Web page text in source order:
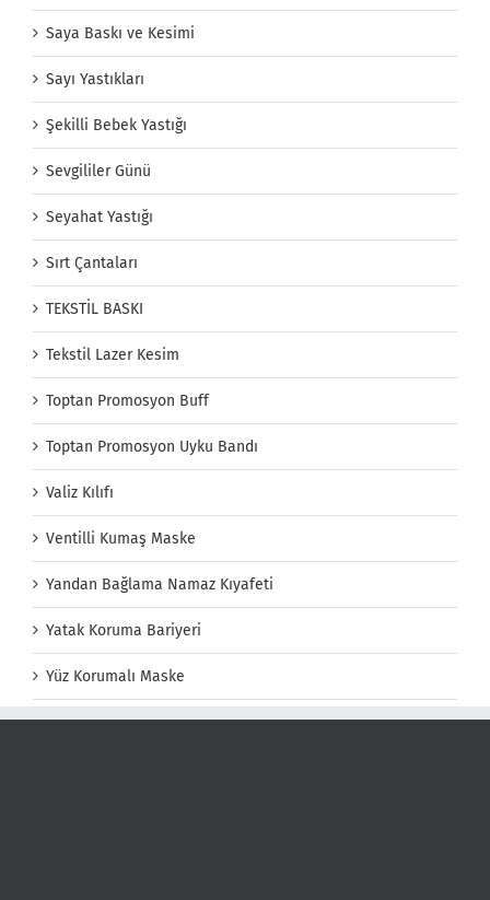
Saya Baskı ve Kesimi
Sayı Yastıkları
Şekilli Bebek Yastığı
Sevgililer Günü
Seyahat Yastığı
Sırt Çantaları
TEKSTİL BASKI
Tekstil Lazer Kesim
Toptan Promosyon Buff
Toptan Promosyon Uyku Bandı
Valiz Kılıfı
Ventilli Kumaş Maske
Yandan Bağlama Namaz Kıyafeti
Yatak Koruma Bariyeri
Yüz Korumalı Maske